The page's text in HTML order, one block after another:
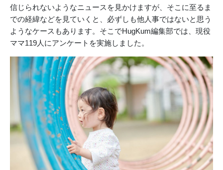
信じられないようなニュースを見かけますが、そこに至るま
での経緯などを見ていくと、必ずしも他人事ではないと思う
ようなケースもあります。そこでHugKum編集部では、現役
ママ119人にアンケートを実施しました。